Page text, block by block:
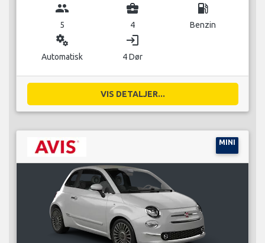
group
5
business_center
4
local_gas_station
Benzin
miscellaneous_services
Automatisk
login
4 Dør
VIS DETALJER...
MINI